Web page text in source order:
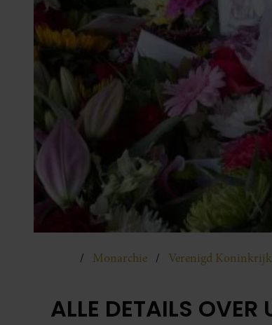
Monarchie Verenigd Koninkrijk
ALLE DETAILS OVER